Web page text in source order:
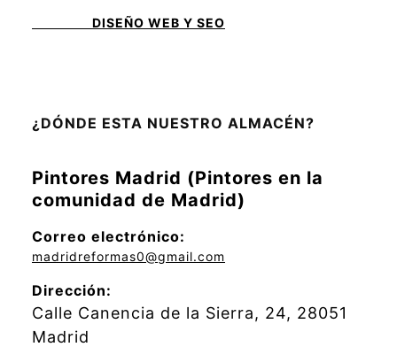
DISEÑO WEB Y SEO
¿DÓNDE ESTA NUESTRO ALMACÉN?
Pintores Madrid (Pintores en la
comunidad de Madrid)
Correo electrónico:
madridreformas0@gmail.com
Dirección:
Calle Canencia de la Sierra, 24, 28051
Madrid